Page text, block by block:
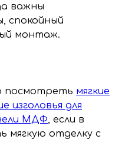
важны
спокойный
монтаж.
посмотреть мягкие
изголовья для
МДФ, если в
мягкую отделку с